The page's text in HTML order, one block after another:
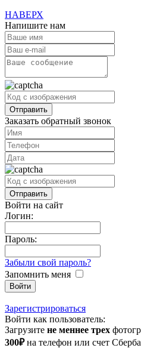
НАВЕРХ
Напишите нам
Заказать обратный звонок
Войти на сайт
Логин:
Пароль:
Забыли свой пароль?
Запомнить меня
Зарегистрироваться
Войти как пользователь:
Загрузите не меннее трех
300₽на телефон или счет